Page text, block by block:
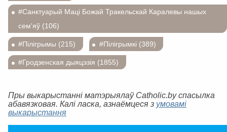
#Санктуарый Маці Божай Тракельскай Каралевы нашых
сем'яў (106)
#Пілігрымы (215) #Пілігрымкі (389)
#Гродзенская дыяцэзія (1855)
Пры выкарыстанні матэрыялаў Catholic.by спасылка
абавязковая. Калі ласка, азнаёмцеся з умовамі
выкарыстання